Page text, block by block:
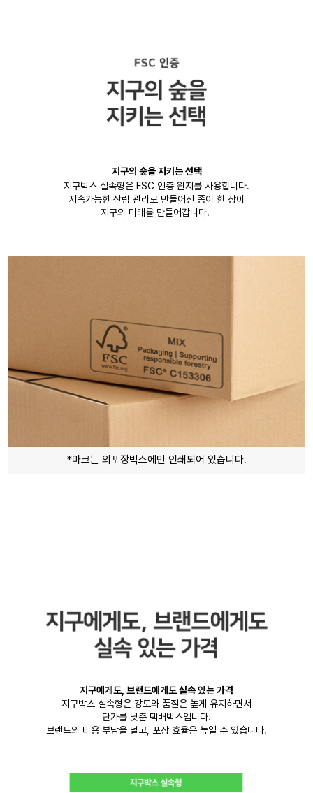
지구의 숲을 지키는 선택
지구박스 실속형은 FSC 인증 원지를 사용합니다.
지속가능한 산림 관리로 만들어진 종이 한 장이
지구의 미래를 만들어갑니다.
*마크는 외포장박스에만 인쇄되어 있습니다.
지구에게도, 브랜드에게도 실속 있는 가격
지구박스 실속형은 강도와 품질은 높게 유지하면서
단가를 낮춘 택배박스입니다.
브랜드의 비용 부담을 덜고, 포장 효율은 높일 수 있습니다.